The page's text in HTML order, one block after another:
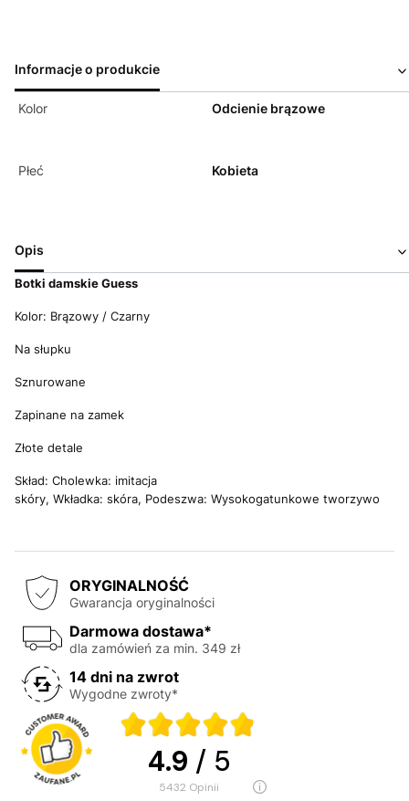
Informacje o produkcie
Kolor Odcienie brązowe
Płeć Kobieta
Opis
Botki damskie Guess
Kolor: Brązowy / Czarny
Na słupku
Sznurowane
Zapinane na zamek
Złote detale
Skład: Cholewka: imitacja
skóry, Wkładka: skóra, Podeszwa: Wysokogatunkowe tworzywo
ORYGINALNOŚĆ
Gwarancja oryginalności
Darmowa dostawa*
dla zamówień za min. 349 zł
14 dni na zwrot
Wygodne zwroty*
4.9 / 5
5432 opinii